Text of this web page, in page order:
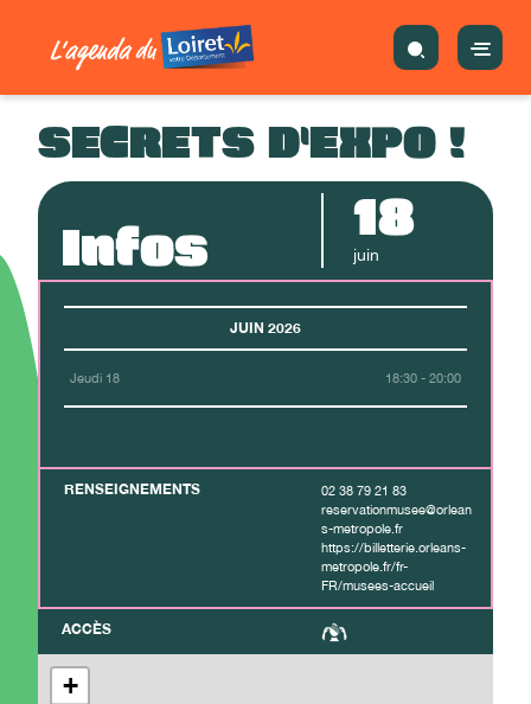
SECRETS D'EXPO !
Infos 18
juin
JUIN 2026
Jeudi 18 18:30 - 20:00
RENSEIGNEMENTS
02 38 79 21 83
reservationmusee@orlean
s-metropole.fr
https://billetterie.orleans-
metropole.fr/fr-
FR/musees-accueil
ACCÈS
+